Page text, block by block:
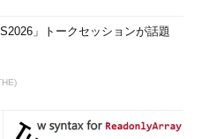
」トークセッションが話題